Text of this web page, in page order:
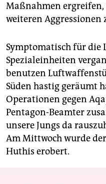
Maßnahmen ergreifen,
weiteren Aggressionen
Symptomatisch für die
Spezialeinheiten
benutzen
Süden hastig geräumt
Operationen gegen
Pentagon-Beamter
unsere Jungs da
Am Mittwoch wurde
Huthis erobert.